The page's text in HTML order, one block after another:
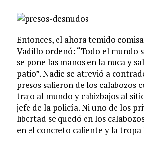
Entonces, el ahora temido
Vadillo ordenó: “Todo el mundo
se pone las manos en la nuca y
patio”. Nadie se atrevió a
presos salieron de los calabozos
trajo al mundo y cabizbajos al
jefe de la policía. Ni uno de los
libertad se quedó en los
en el concreto caliente y la tropa